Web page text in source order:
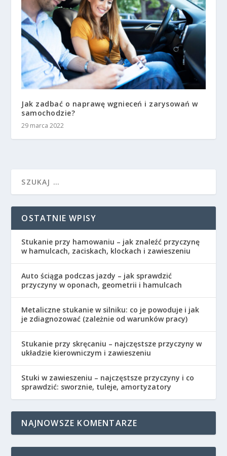
Jak zadbać o naprawę wgnieceń i zarysowań w
samochodzie?
29 marca 2022
OSTATNIE WPISY
Stukanie przy hamowaniu – jak znaleźć przyczynę
w hamulcach, zaciskach, klockach i zawieszeniu
Auto ściąga podczas jazdy – jak sprawdzić
przyczyny w oponach, geometrii i hamulcach
Metaliczne stukanie w silniku: co je powoduje i jak
je zdiagnozować (zależnie od warunków pracy)
Stukanie przy skręcaniu – najczęstsze przyczyny w
układzie kierowniczym i zawieszeniu
Stuki w zawieszeniu – najczęstsze przyczyny i co
sprawdzić: sworznie, tuleje, amortyzatory
NAJNOWSZE KOMENTARZE